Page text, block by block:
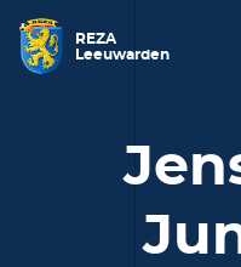
REZA
Leeuwarden